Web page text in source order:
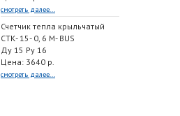
смотреть далее...
Счетчик тепла крыльчатый
СТК- 15- 0, 6 M- BUS
Ду 15 Ру 16
Цена: 3640 р.
смотреть далее...